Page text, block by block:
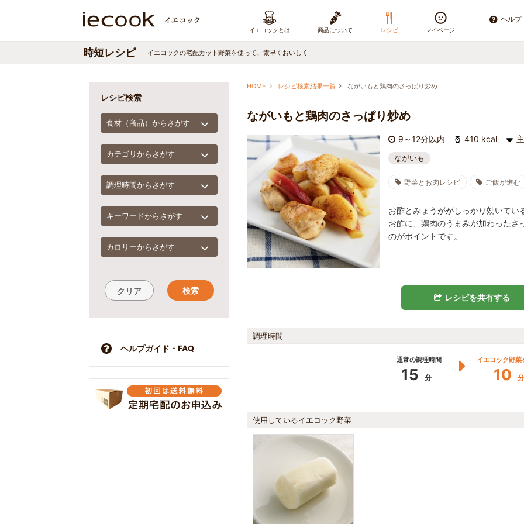
ヘルプ
イエコックとは 商品について レシピ マイページ
イエコックの宅配カット野菜を使って、素早くおいしく
時短レシピ
HOME レシピ検索結果一覧 ながいもと鶏肉のさっぱり炒め
ながいもと鶏肉のさっぱり炒め
9～12分以内 410 kcal
ながいも
野菜とお肉レシピ ご飯が進む
お酢とみょうががしっかり効いてい
お酢に、鶏肉のうまみが加わったさ
のがポイントです。
レシピを共有する
調理時間
通常の調理時間
15 分
イエコック野菜
10 分
使用しているイエコック野菜
レシピ検索
食材（商品）からさがす
カテゴリからさがす
調理時間からさがす
キーワードからさがす
カロリーからさがす
クリア 検索
ヘルプガイド・FAQ